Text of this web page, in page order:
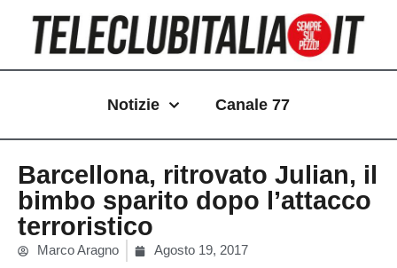
contenuto
Notizie Canale 77
Barcellona, ritrovato Julian, il
bimbo sparito dopo l’attacco
terroristico
Marco Aragno Agosto 19, 2017